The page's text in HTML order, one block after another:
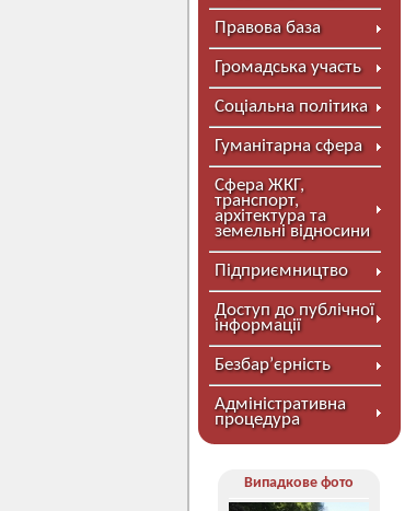
Правова база
Громадська участь
Соціальна політика
Гуманітарна сфера
Сфера ЖКГ,
транспорт,
архітектура та
земельні відносини
Підприємництво
Доступ до публічної
інформації
Безбар’єрність
Адміністративна
процедура
Випадкове фото